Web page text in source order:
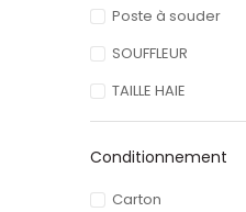
Poste à souder
SOUFFLEUR
TAILLE HAIE
Conditionnement
Carton